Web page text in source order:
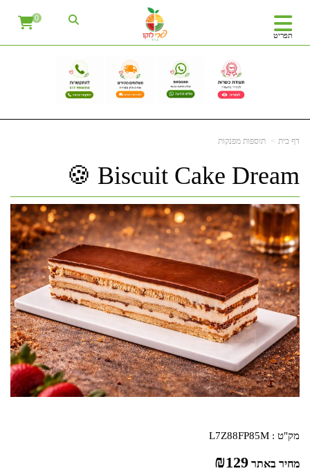
תפריט
0
דף בית תוספות מפנקות
Biscuit Cake Dream 🍪
מק"ט : L7Z88FP85M
מחיר באתר ₪129